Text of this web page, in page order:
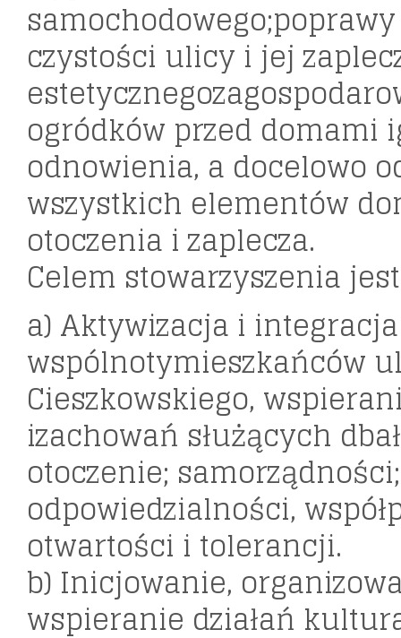
czystości ulicy i jej
ogródków przed domami
odnowienia, a docelowo
wszystkich elementów
otoczenia i zaplecza.
Celem stowarzyszenia
a) Aktywizacja i integracja
wspólnotymieszkańców
Cieszkowskiego,
izachowań służących
otoczenie; samorządności;
odpowiedzialności,
otwartości i tolerancji.
b) Inicjowanie,
wspieranie działań